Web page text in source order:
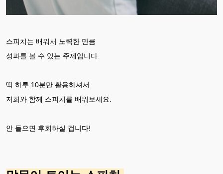
스피치는 배워서 노력한 만큼
성과를 볼 수 있는 주제입니다.
딱 하루 10분만 활용하셔서
저희와 함께 스피치를 배워보세요.
안 들으면 후회하실 겁니다!